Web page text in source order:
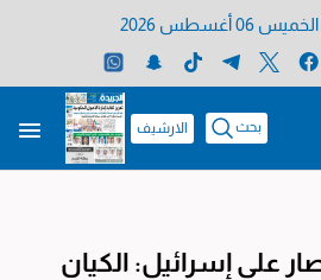
الخميس 06 أغسطس 2026
بحث الارشيف
على إسرائيل: الكيان